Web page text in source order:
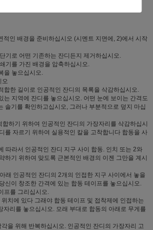
적인 배경을 준비하십시오 (시멘트 지면에, 2)에서 시작
기로 어떤 기존하는 잔디든지 제거하십시오.
기를 가진 배경을 압축하십시오.
을 놓으십시오.
오
합한 길이로 인공적인 잔디의 목록을 삭감하십시오.
는 지역에 잔디를 놓으십시오. 어떤 눈에 보이는 간격도
솔기를 확인하고십시오, 그러나 부분적으로 덮지 마십
하기 위하여 인공적인 잔디의 가장자리를 삭감하십시
를 자르기 위하여 실용적인 칼을 고착합니다 합동을 사
따라서 인공적인 잔디 지구 사이 합동. 인치 또는 2와
하기 위하여 맞도록 근본적인 배경의 이젠 그만을 계시
래 인공적인 잔디의 2개의 인접한 지구 사이에서 놓을
신이 창조한 간격에 있는 합동 테이프를 놓으십시오.
프를 그리십시오.
치에 있다 그래야 합동 테이프 및 접착제에 인접하는
자리를 놓으십시오. 모래 부대로 합동의 아래로 무게를
을 위해 반복하십시오. 인공적인 잔디의 가장자리 고